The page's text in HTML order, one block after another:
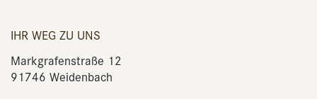
IHR WEG ZU UNS
Markgrafenstraße 12
91746 Weidenbach